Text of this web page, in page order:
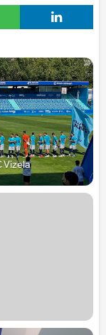
Vizela